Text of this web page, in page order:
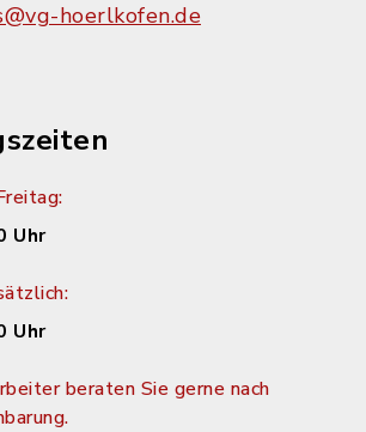
hoerlkofen.de
Uhr
Uhr
beraten Sie gerne nach